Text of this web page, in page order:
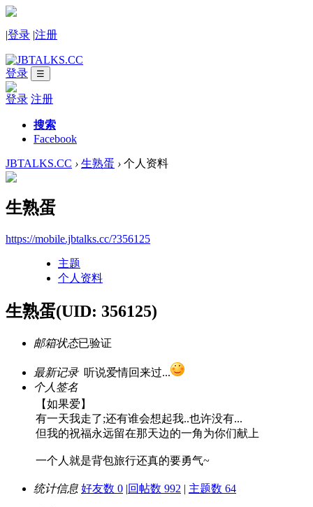
|登录 |注册
登录 ☰
登录 注册
搜索
Facebook
JBTALKS.CC › 生熟蛋 › 个人资料
生熟蛋
https://mobile.jbtalks.cc/?356125
主题
个人资料
生熟蛋(UID: 356125)
邮箱状态已验证
最新记录 听说爱情回来过...
个人签名
【如果爱】
有一天我走了;还有谁会想起我..也许没有...
但我的祝福永远留在那天边的一角为你们献上
一个人就是背包旅行还真的要勇气~
统计信息 好友数 0 |回帖数 992 | 主题数 64